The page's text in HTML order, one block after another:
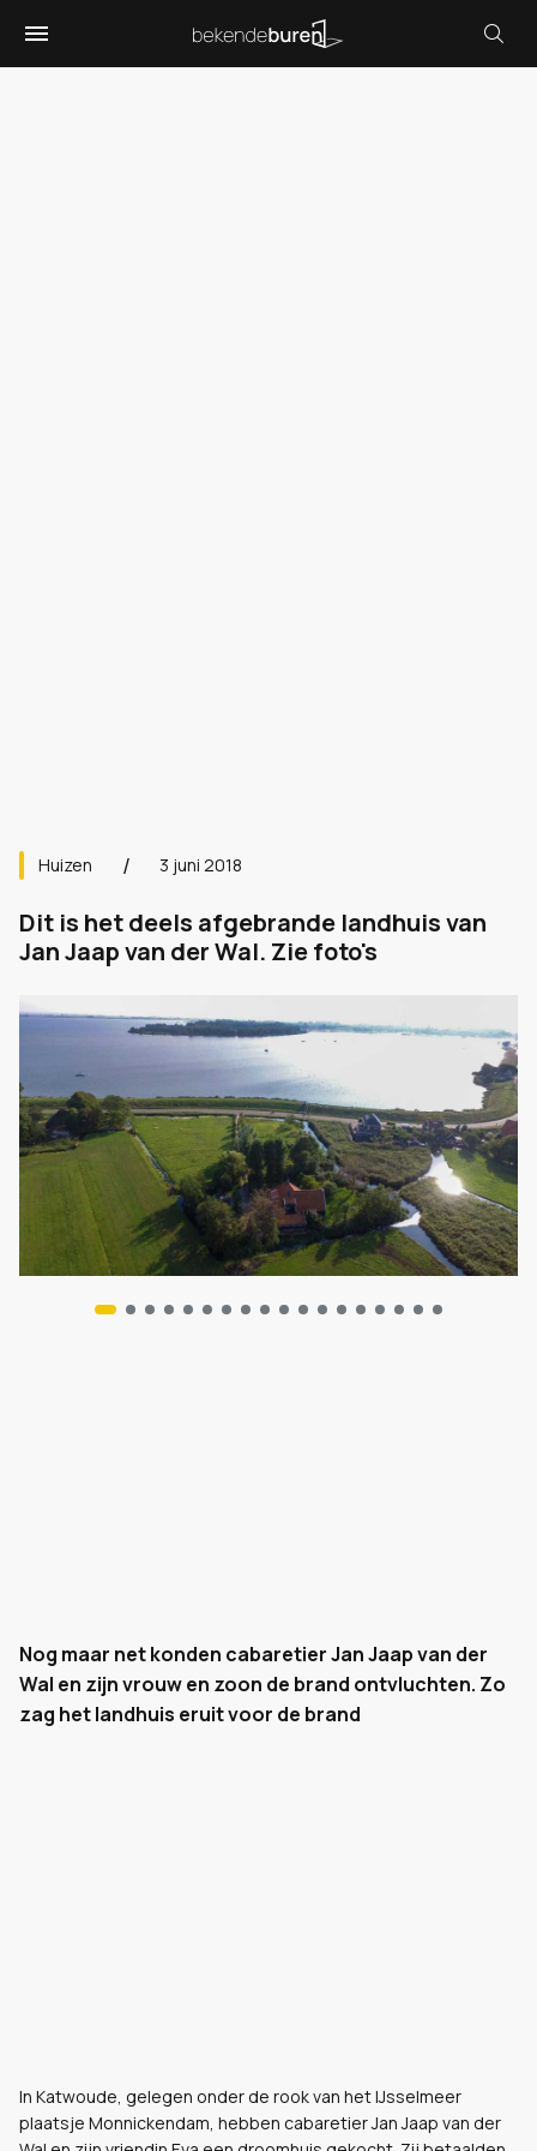
Huizen 3 juni 2018
Dit is het deels afgebrande landhuis van
Jan Jaap van der Wal. Zie foto's
Nog maar net konden cabaretier Jan Jaap van der
Wal en zijn vrouw en zoon de brand ontvluchten. Zo
zag het landhuis eruit voor de brand
In Katwoude, gelegen onder de rook van het IJsselmeer
plaatsje Monnickendam, hebben cabaretier Jan Jaap van der